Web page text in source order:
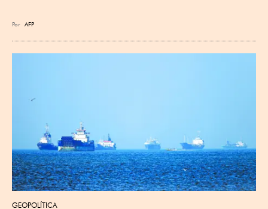
Por AFP
GEOPOLÍTICA